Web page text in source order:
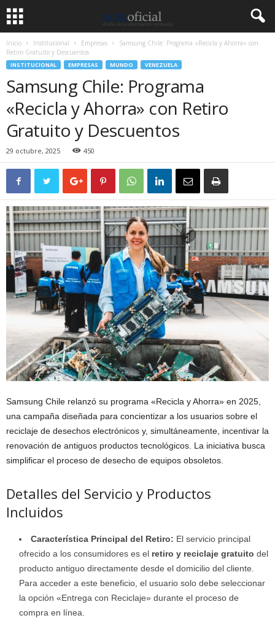
Inicio Institucional Empresas
Samsung Chile: Programa «Recicla y Ahorra» con
Retiro Gratuito y Descuentos
INSTITUCIONAL EMPRESAS MUNDO VENEZUELA
Samsung Chile: Programa
«Recicla y Ahorra» con Retiro
Gratuito y Descuentos
29 octubre, 2025 450
Samsung Chile relanzó su programa «Recicla y Ahorra» en 2025,
una campaña diseñada para concientizar a los usuarios sobre el
reciclaje de desechos electrónicos y, simultáneamente, incentivar la
renovación de antiguos productos tecnológicos. La iniciativa busca
simplificar el proceso de desecho de equipos obsoletos.
Detalles del Servicio y Productos
Incluidos
Característica Principal del Retiro: El servicio principal
ofrecido a los consumidores es el retiro y reciclaje gratuito del
producto antiguo directamente desde el domicilio del cliente.
Para acceder a este beneficio, el usuario solo debe seleccionar
la opción «Entrega con Reciclaje» durante el proceso de
compra en línea.